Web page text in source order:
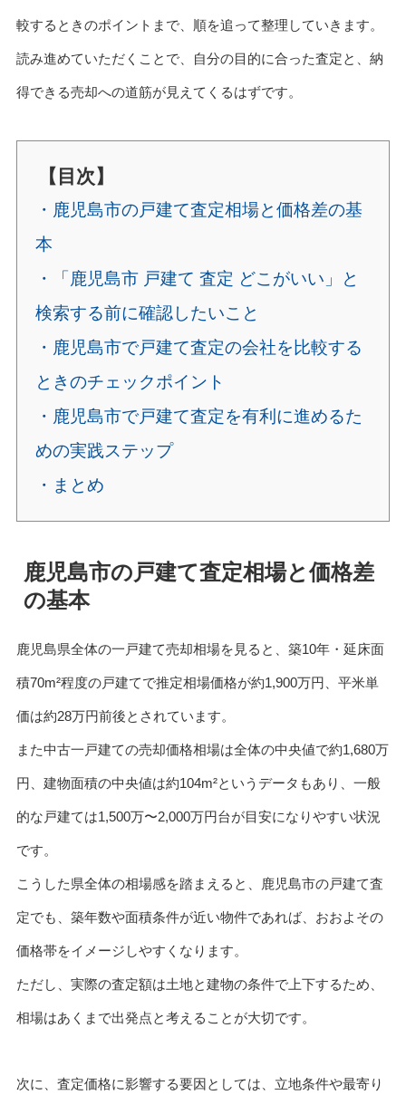
較するときのポイントまで、順を追って整理していきます。
読み進めていただくことで、自分の目的に合った査定と、納
得できる売却への道筋が見えてくるはずです。
【目次】
・鹿児島市の戸建て査定相場と価格差の基
本
・「鹿児島市 戸建て 査定 どこがいい」と
検索する前に確認したいこと
・鹿児島市で戸建て査定の会社を比較する
ときのチェックポイント
・鹿児島市で戸建て査定を有利に進めるた
めの実践ステップ
・まとめ
鹿児島市の戸建て査定相場と価格差
の基本
鹿児島県全体の一戸建て売却相場を見ると、築10年・延床面
積70m²程度の戸建てで推定相場価格が約1,900万円、平米単
価は約28万円前後とされています。
また中古一戸建ての売却価格相場は全体の中央値で約1,680万
円、建物面積の中央値は約104m²というデータもあり、一般
的な戸建ては1,500万〜2,000万円台が目安になりやすい状況
です。
こうした県全体の相場感を踏まえると、鹿児島市の戸建て査
定でも、築年数や面積条件が近い物件であれば、おおよその
価格帯をイメージしやすくなります。
ただし、実際の査定額は土地と建物の条件で上下するため、
相場はあくまで出発点と考えることが大切です。
次に、査定価格に影響する要因としては、立地条件や最寄り